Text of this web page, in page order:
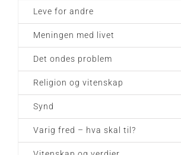
Leve for andre
Meningen med livet
Det ondes problem
Religion og vitenskap
Synd
Varig fred – hva skal til?